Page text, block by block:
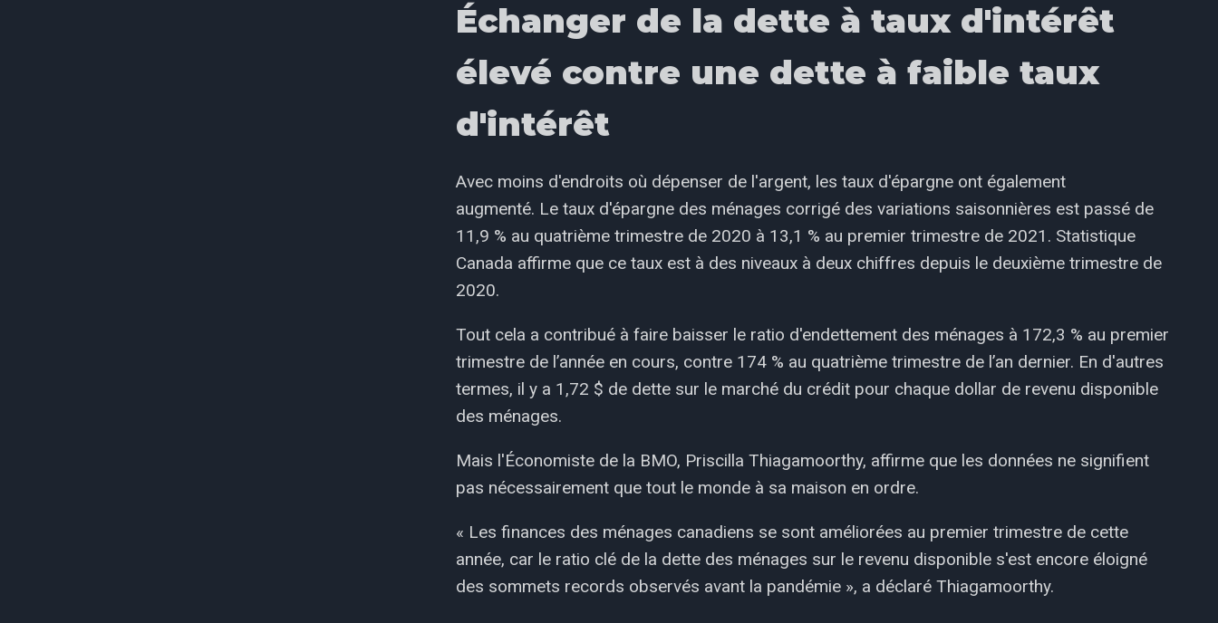
Échanger de la dette à taux d'intérêt
élevé contre une dette à faible taux
d'intérêt
Avec moins d'endroits où dépenser de l'argent, les taux d'épargne ont également
augmenté. Le taux d'épargne des ménages corrigé des variations saisonnières est passé de
11,9 % au quatrième trimestre de 2020 à 13,1 % au premier trimestre de 2021. Statistique
Canada affirme que ce taux est à des niveaux à deux chiffres depuis le deuxième trimestre de
2020.
Tout cela a contribué à faire baisser le ratio d'endettement des ménages à 172,3 % au premier
trimestre de l’année en cours, contre 174 % au quatrième trimestre de l’an dernier. En d'autres
termes, il y a 1,72 $ de dette sur le marché du crédit pour chaque dollar de revenu disponible
des ménages.
Mais l'Économiste de la BMO, Priscilla Thiagamoorthy, affirme que les données ne signifient
pas nécessairement que tout le monde à sa maison en ordre.
« Les finances des ménages canadiens se sont améliorées au premier trimestre de cette
année, car le ratio clé de la dette des ménages sur le revenu disponible s'est encore éloigné
des sommets records observés avant la pandémie », a déclaré Thiagamoorthy.